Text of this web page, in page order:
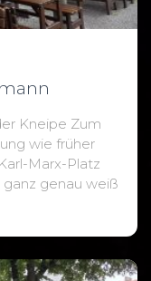
Kneipe Zum
wie früher
Marx-Platz
ganz genau weiß